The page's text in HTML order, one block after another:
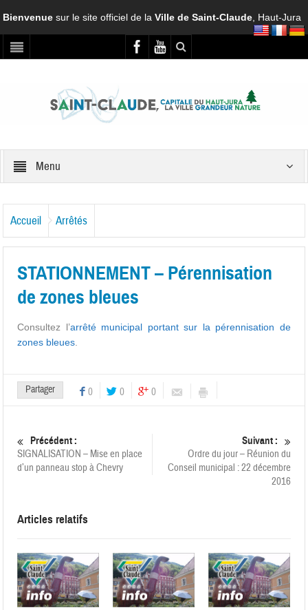
Bienvenuesur le site officiel de laVille de Saint-Claude , Haut-Jura
Menu
Accueil Arrêtés
STATIONNEMENT – Pérennisation
de zones bleues
Consultez l’arrêté municipal portant sur la pérennisation de
zones bleues
Partager 0 0 0
Précédent :
SIGNALISATION – Mise en place
d’un panneau stop à Chevry
Suivant :
Ordre du jour – Réunion du
Conseil municipal : 22 décembre
2016
Articles relatifs